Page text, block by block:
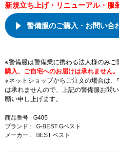
新規立ち上げ・リニューアル・服
警備服のご購入・お問い合
※警備服は警備業に携わる法人様のみご
購入、ご自宅へのお届けは承れません。
※ネットショップからご注文の場合は
は承れませんので、上記の警備服お問
願い申し上げます。
商品番号
G405
ブランド :
G-BEST Gベスト
メーカー :
BEST ベスト